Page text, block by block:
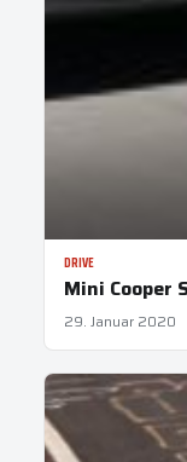
DRIVE
Mini Cooper
29. Januar 2020